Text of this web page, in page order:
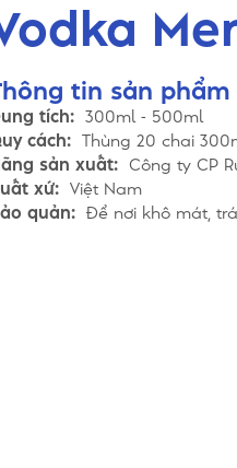
tin sản phẩm
tích:
300ml - 500ml
cách:
Thùng 20 chai
sản xuất:
Công ty CP
xứ:
Việt Nam
quản:
Để nơi khô mát,